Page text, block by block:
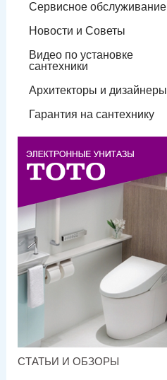
Сервисное обслуживание
Новости и Советы
Видео по установке
сантехники
Архитекторы и дизайнеры
Гарантия на сантехнику
СТАТЬИ И ОБЗОРЫ